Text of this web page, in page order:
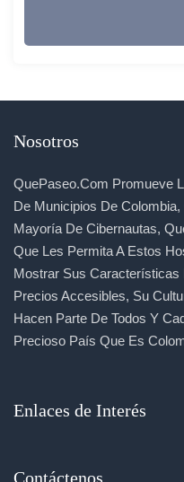
Nosotros
QuePaseo.com Promueve
De Municipios De
Mayoría De Cibernautas,
Que Les Permita A Estos
Mostrar Sus Características
Precios Accesibles, Su
Hacen Parte De Todos Y
Precioso País Que Es
Enlaces de Interés
Contáctenos